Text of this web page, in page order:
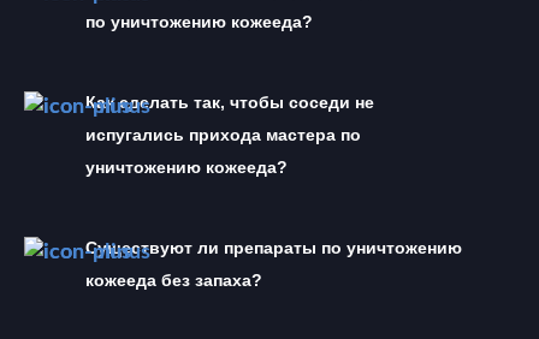
по уничтожению кожееда?
Как сделать так, чтобы соседи не
испугались прихода мастера по
уничтожению кожееда?
Существуют ли препараты по уничтожению
кожееда без запаха?